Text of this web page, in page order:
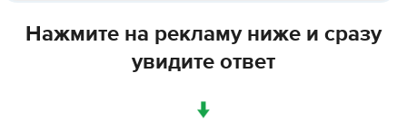
Нажмите на рекламу ниже и сразу
увидите ответ
↓